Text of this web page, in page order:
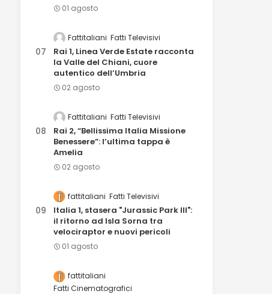
01 agosto
Fattitaliani Fatti Televisivi
Rai 1, Linea Verde Estate racconta
la Valle del Chiani, cuore
autentico dell’Umbria
02 agosto
Fattitaliani Fatti Televisivi
Rai 2, “Bellissima Italia Missione
Benessere”: l’ultima tappa è
Amelia
02 agosto
fattitaliani Fatti Televisivi
Italia 1, stasera "Jurassic Park III":
il ritorno ad Isla Sorna tra
velociraptor e nuovi pericoli
01 agosto
fattitaliani
Fatti Cinematografici